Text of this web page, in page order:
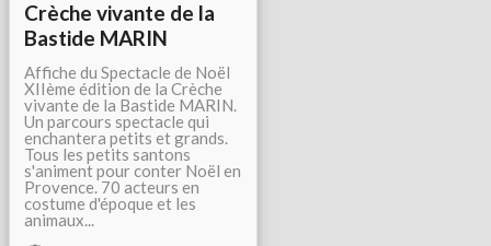
Crèche vivante de la
Bastide MARIN
Affiche du Spectacle de Noël
XIIème édition de la Crèche
vivante de la Bastide MARIN.
Un parcours spectacle qui
enchantera petits et grands.
Tous les petits santons
s'animent pour conter Noël en
Provence. 70 acteurs en
costume d'époque et les
animaux...